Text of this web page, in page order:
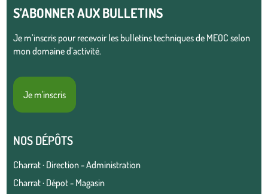
S’ABONNER AUX BULLETINS
Je m’inscris pour recevoir les bulletins techniques de MEOC selon
mon domaine d’activité.
Je m'inscris
NOS DÉPÔTS
Charrat · Direction - Administration
Charrat · Dépot - Magasin